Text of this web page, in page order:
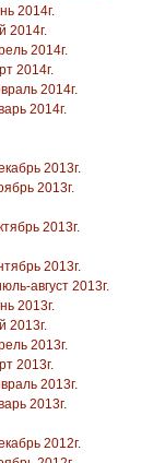
2014г.
2014г.
2014г.
2014г.
2014г.
2014г.
2013г.
2013г.
2013г.
2013г.
август 2013г.
2013г.
2013г.
2013г.
2013г.
2013г.
2013г.
2012г.